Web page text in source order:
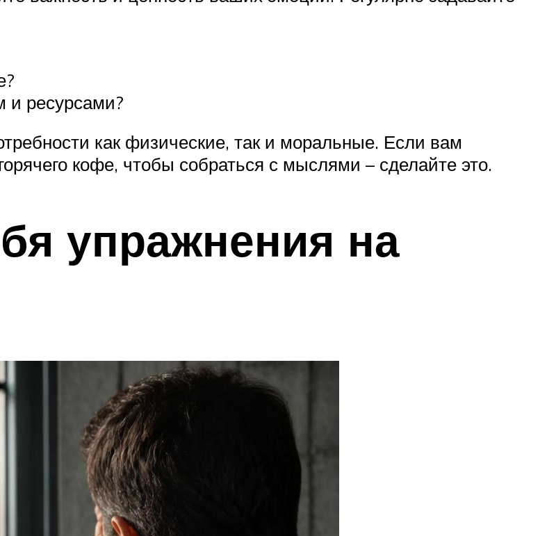
и ресурсами?
как физические, так и моральные. Если вам
кофе, чтобы собраться с мыслями – сделайте это.
упражнения на